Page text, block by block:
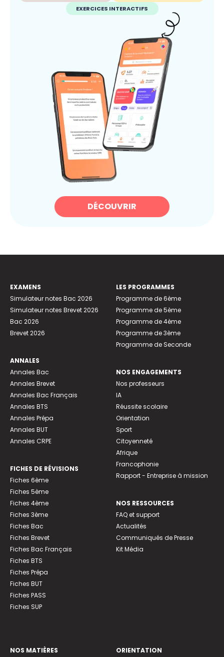
EXERCICES INTERACTIFS
DÉCOUVRIR
EXAMENS
Simulateur notes Bac 2026
Simulateur notes Brevet 2026
Bac 2026
Brevet 2026
ANNALES
Annales Bac
Annales Brevet
Annales Bac Français
Annales BTS
Annales Prépa
Annales BUT
Annales CRPE
FICHES DE RÉVISIONS
Fiches 6ème
Fiches 5ème
Fiches 4ème
Fiches 3ème
Fiches Bac
Fiches Brevet
Fiches Bac Français
Fiches BTS
Fiches Prépa
Fiches BUT
Fiches PASS
Fiches SUP
LES PROGRAMMES
Programme de 6ème
Programme de 5ème
Programme de 4ème
Programme de 3ème
Programme de Seconde
NOS ENGAGEMENTS
Nos professeurs
IA
Réussite scolaire
Orientation
Sport
Citoyenneté
Afrique
Francophonie
Rapport - Entreprise à mission
NOS RESSOURCES
FAQ et support
Actualités
Communiqués de Presse
Kit Média
NOS MATIÈRES
ORIENTATION